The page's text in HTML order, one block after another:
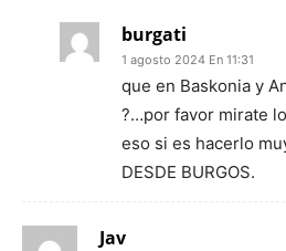
burgati
1 agosto 2024 En 11:31
que en Baskonia y
?…por favor mirate
eso si es hacerlo
DESDE BURGOS.
Jav